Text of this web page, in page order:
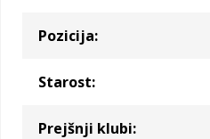
Pozicija:
Starost:
Prejšnji klubi: